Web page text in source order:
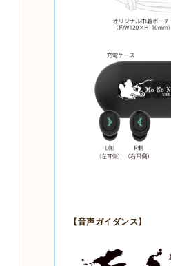
【音声ガイダンス】